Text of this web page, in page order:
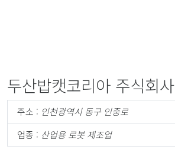
두산밥캣코리아 주식회사
주소 : 인천광역시 동구 인중로
업종 : 산업용 로봇 제조업